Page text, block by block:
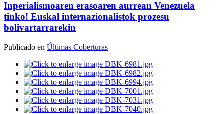
Inperialismoaren erasoaren aurrean Venezuela
tinko! Euskal internazionalistok prozesu
bolivartarrarekin
Publicado en Últimas Coberturas